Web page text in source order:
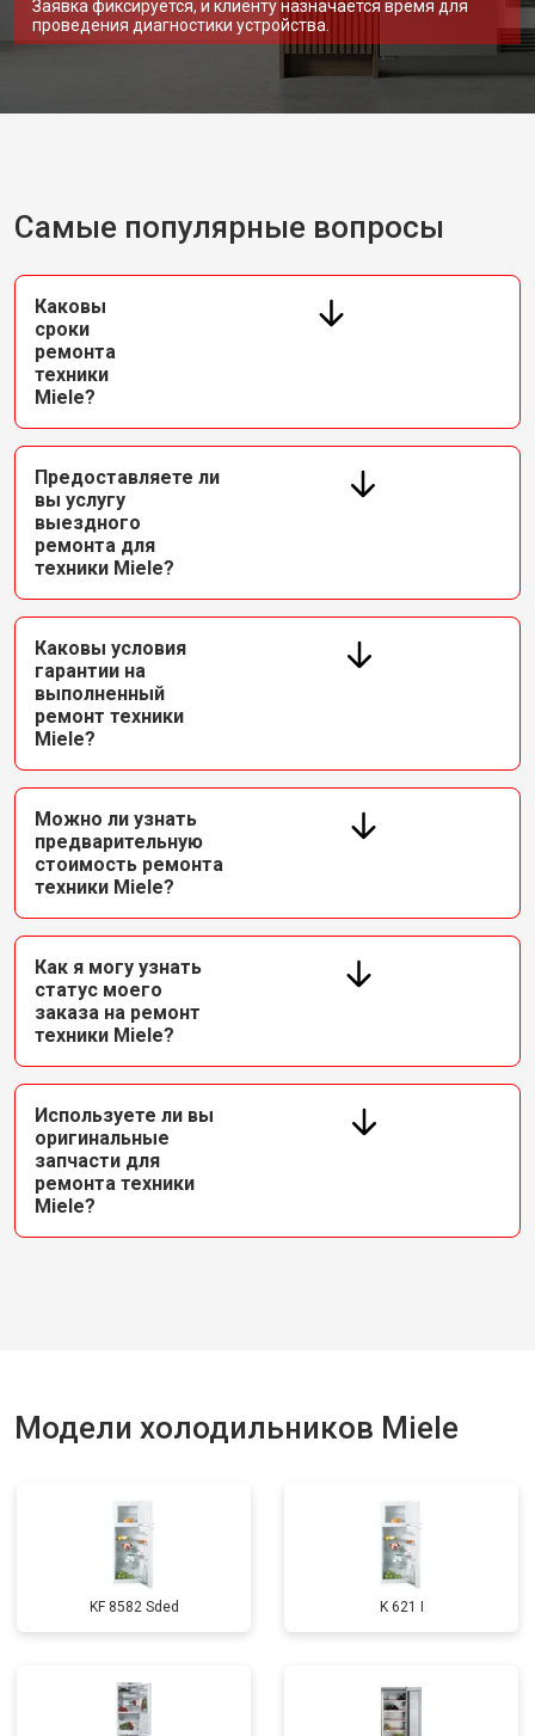
Заявка фиксируется, и клиенту назначается время для
проведения диагностики устройства.
Самые популярные вопросы
Каковы
сроки
ремонта
техники
Miele?
Предоставляете ли
вы услугу
выездного
ремонта для
техники Miele?
Каковы условия
гарантии на
выполненный
ремонт техники
Miele?
Можно ли узнать
предварительную
стоимость ремонта
техники Miele?
Как я могу узнать
статус моего
заказа на ремонт
техники Miele?
Используете ли вы
оригинальные
запчасти для
ремонта техники
Miele?
Модели холодильников Miele
KF 8582 Sded K 621 I